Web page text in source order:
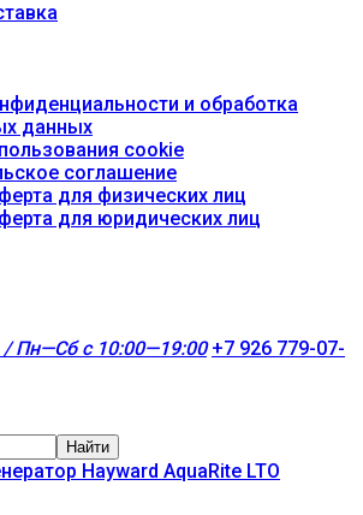
и обработка
данных
cookie
соглашение
для физических лиц
для юридических лиц
/ Пн—Сб с 10:00—19:00 +7 926 779-07-
Найти
Hayward AquaRite LTO